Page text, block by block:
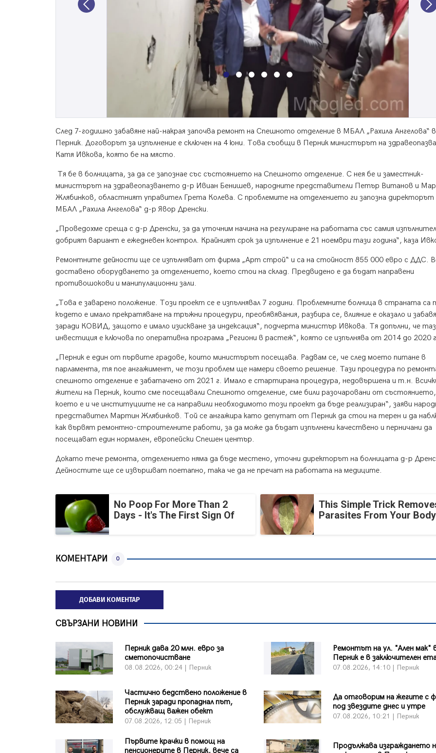
Previous
След 7-годишно забавяне най-накрая започва ремонт на Спешното отделение в МБАЛ „Рахила Ангелова“ в
Перник. Договорът за изпълнение е сключен на 4 юни. Това съобщи в Перник министърът на
Катя Ивкова, която бе на място.
Тя бе в болницата, за да се запознае със състоянието на Спешното отделение. С нея бе и заместник-
министърът на здравеопазването д-р Ивиан Бенишев, народните представители Петър Витанов и
Жлябинков, областният управител Грета Колева. С проблемите на отделението ги запозна директорът
МБАЛ „Рахила Ангелова“ д-р Явор Дренски.
„Проведохме среща с д-р Дренски, за да уточним начина на регулиране на работата със самия
добрият вариант е ежедневен контрол. Крайният срок за изпълнение е 21 ноември тази година“, каза
Ремонтните дейности ще се изпълняват от фирма „Арт строй“ и са на стойност 855 000 евро с ДДС.
доставено оборудването за отделението, което стои на склад. Предвидено е да бъдат направени
противошокови и манипулационни зали.
„Това е заварено положение. Този проект се е изпълнявал 7 години. Проблемните болница в страната са
където е имало прекратяване на тръжни процедури, преобявявания, разбира се, влияние е оказало и
заради КОВИД, защото е имало изискване за индексация“, подчерта министър Ивкова. Тя допълни, че
инвестиция е ключова по оперативна програма „Региони в растеж“, която се изпълнява от 2014 до 2020
„Перник е един от първите градове, които министърът посещава. Радвам се, че след моето питане в
парламента, тя пое ангажимент, че този проблем ще намери своето решение. Тази процедура по
спешното отделение е забатачено от 2021 г. Имало е стартирана процедура, недовършена и т.н.
жители на Перник, които сме посещавали Спешното отделение, сме били разочаровани от
което е и че институциите не са направили необходимото този проект да бъде реализиран“, заяви
представител Мартин Жлябинков. Той се ангажира като депутат от Перник да стои на терен и да
как вървят ремонтно-строителните работи, за да може да бъдат изпълнени качествено и перничани да
посещават един нормален, европейски Спешен център.
Докато тече ремонта, отделението няма да бъде местено, уточни директорът на болницата д-р
Дейностите ще се извършват поетапно, така че да не пречат на работата на медиците.
No Poop For More Than 2
Days - It's The First Sign Of
This Simple Trick
Parasites From Your
КОМЕНТАРИ 0
ДОБАВИ КОМЕНТАР
СВЪРЗАНИ НОВИНИ
Перник дава 20 млн. евро за
сметопочистване
08.08.2026, 00:24 | Перник
Ремонтът на ул. "Ален мак"
Перник е в заключителен
07.08.2026, 14:10 | Перник
Частично бедствено положение в
Перник заради пропаднал път,
обслужващ важен обект
07.08.2026, 12:05 | Перник
Да отговорим на жегите с
под звездите днес и утре
07.08.2026, 10:21 | Перник
Първите крачки в помощ на
пенсионерите в Перник, вече са
Продължава изграждането